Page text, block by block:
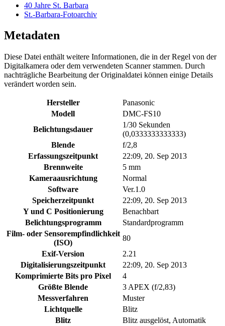
40 Jahre St. Barbara
St.-Barbara-Fotoarchiv
Metadaten
Diese Datei enthält weitere Informationen, die in der Regel von der
Digitalkamera oder dem verwendeten Scanner stammen. Durch
nachträgliche Bearbeitung der Originaldatei können einige Details
verändert worden sein.
Hersteller
Panasonic
Modell
DMC-FS10
Belichtungsdauer
1/30 Sekunden
(0,0333333333333)
Blende
f/2,8
Erfassungszeitpunkt
22:09, 20. Sep 2013
Brennweite
5 mm
Kameraausrichtung
Normal
Software
Ver.1.0
Speicherzeitpunkt
22:09, 20. Sep 2013
Y und C Positionierung
Benachbart
Belichtungsprogramm
Standardprogramm
Film- oder Sensorempfindlichkeit
(ISO)
80
Exif-Version
2.21
Digitalisierungszeitpunkt
22:09, 20. Sep 2013
Komprimierte Bits pro Pixel
4
Größte Blende
3 APEX (f/2,83)
Messverfahren
Muster
Lichtquelle
Blitz
Blitz
Blitz ausgelöst, Automatik